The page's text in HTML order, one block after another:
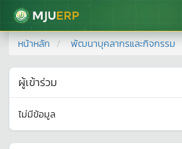
มหาวิทยาลัยแม่โจ้
หน้าหลัก พัฒนาบุคลากรและกิจกรรม
ผู้เข้าร่วม
ไม่มีข้อมูล